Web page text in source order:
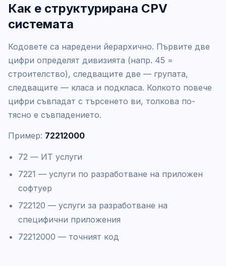
Как е структурирана CPV
системата
Кодовете са наредени йерархично. Първите две
цифри определят дивизията (напр. 45 =
строителство), следващите две — групата,
следващите — класа и подкласа. Колкото повече
цифри съвпадат с търсенето ви, толкова по-
тясно е съвпадението.
Пример: 72212000
72 — ИТ услуги
7221 — услуги по разработване на приложен
софтуер
722120 — услуги за разработване на
специфични приложения
72212000 — точният код